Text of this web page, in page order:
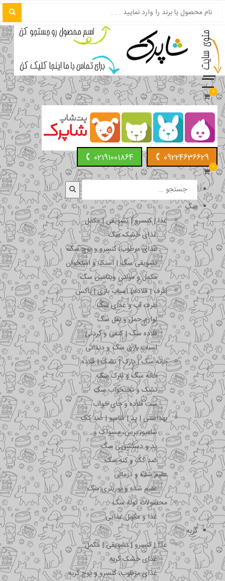
0
09224636629
02191001864
0
سگ
غذا | کنسرو | تشویقی | مکمل
غذای خشک سگ
غذای مرطوب، کنسرو و پوچ سگ
تشویقی سگ | اسنک و استخوان
مکمل و مولتی ویتامین سگ
ظرف | قلاده | اسباب بازی | باکس
ظرف آب و غذای سگ
لوازم حمل و نقل سگ
قلاده سگ | کتفی و گردنی
اسباب بازی سگ و دندانی
خانه سگ | پارک | تشک | قلاده
خانه سگ و پارک سگ
تشک و تختخواب سگ
ست قلاده و جای خواب
بهداشتی | پد | شامپو | ضد کک
شامپو، برس، مسواک و …
پد و دستشویی سگ
ضد کک و کنه سگ
عقیم شده و درمانی
عقیم شده و یورینری سگ
محصولات توله سگ
غذا و مکمل غذایی
گربه
غذا | کنسرو | تشویقی | مکمل
غذای خشک گربه
غذای مرطوب، کنسرو و پوچ گربه